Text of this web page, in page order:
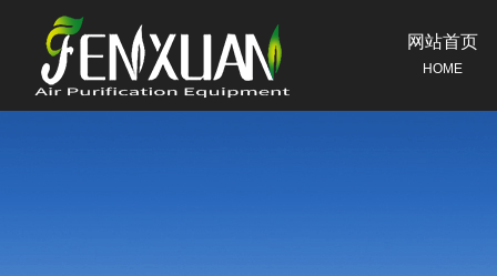
网站首页
HOME